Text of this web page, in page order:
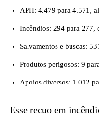
APH: 4.479 para 4.571,
Incêndios: 294 para 277,
Salvamentos e buscas:
Produtos perigosos: 9
Apoios diversos: 1.012
Esse recuo em